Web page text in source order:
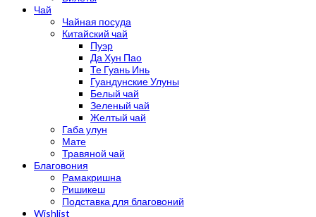
Чай
Чайная посуда
Китайский чай
Пуэр
Да Хун Пао
Те Гуань Инь
Гуандунские Улуны
Белый чай
Зеленый чай
Желтый чай
Габа улун
Мате
Травяной чай
Благовония
Рамакришна
Ришикеш
Подставка для благовоний
Wishlist